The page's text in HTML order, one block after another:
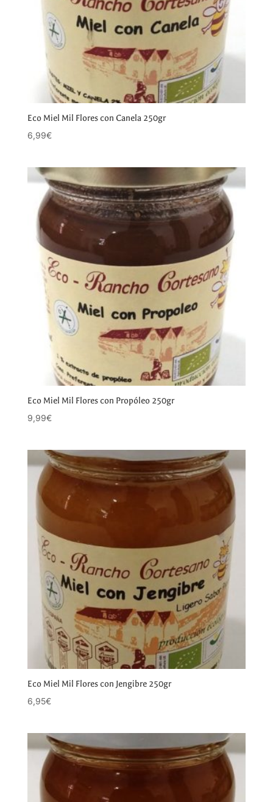
Eco Miel Mil Flores con Canela 250gr
6,99€
Eco Miel Mil Flores con Propóleo 250gr
9,99€
Eco Miel Mil Flores con Jengibre 250gr
6,95€